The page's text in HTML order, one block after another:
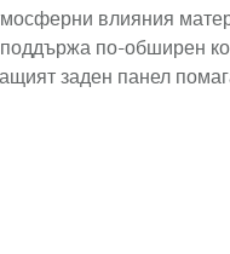
влияния
по-обширен
заден панел